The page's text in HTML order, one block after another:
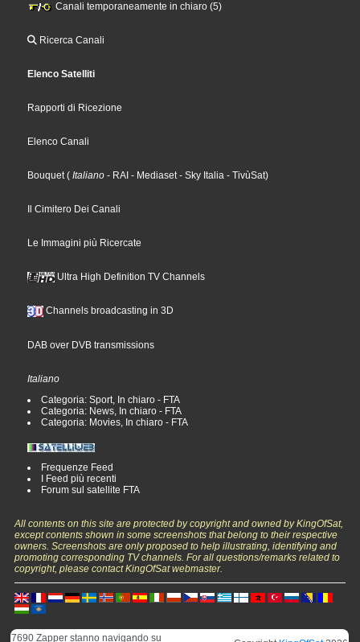
Canali temporaneamente in chiaro (5)
Ricerca Canali
Elenco Satelliti
Rapporti di Ricezione
Elenco Canali
Bouquet( Italiano - RAI - Mediaset- Sky Italia - TivùSat)
Il Cimitero Dei Canali
Le Immagini più Ricercate
Ultra High Definition TV Channels
Channels broadcasting in 3D
DAB over DVB transmissions
Italiano
Categoria: Sport, In chiaro - FTA
Categoria: News, In chiaro - FTA
Categoria: Movies, In chiaro - FTA
Frequenze Feed
I Feed più recenti
Forum sul satellite FTA
All contents on this site are protected by copyright and owned by KingOfSat,
except contents shown in some screenshots that belong to their respective
owners. Screenshots are only proposed to help illustrating, identifying and
promoting corresponding TV channels. For all questions/remarks related to
copyright, please contact KingOfSat webmaster.
7690 Zapper stanno navigando su